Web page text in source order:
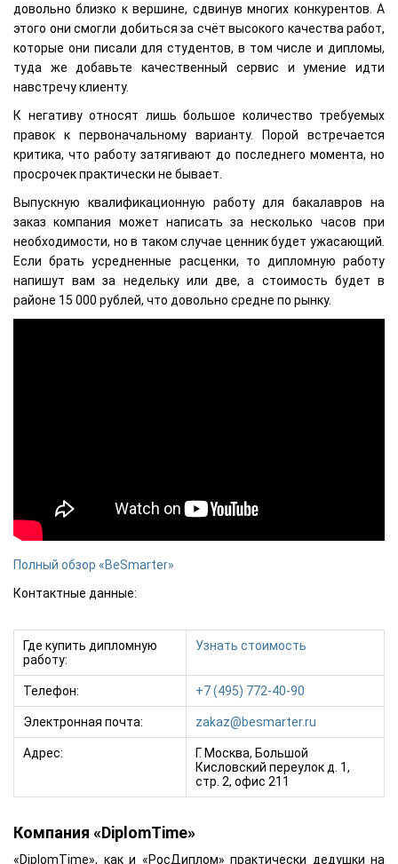
довольно близко к вершине, сдвинув многих конкурентов. А
этого они смогли добиться за счёт высокого качества работ,
которые они писали для студентов, в том числе и дипломы,
туда же добавьте качественный сервис и умение идти
навстречу клиенту.
К негативу относят лишь большое количество требуемых
правок к первоначальному варианту. Порой встречается
критика, что работу затягивают до последнего момента, но
просрочек практически не бывает.
Выпускную квалификационную работу для бакалавров на
заказ компания может написать за несколько часов при
необходимости, но в таком случае ценник будет ужасающий.
Если брать усредненные расценки, то дипломную работу
напишут вам за недельку или две, а стоимость будет в
районе 15 000 рублей, что довольно средне по рынку.
Полный обзор «BeSmarter»
Контактные данные:
Где купить дипломную
работу:
Узнать стоимость
Телефон: +7 (495) 772-40-90
Электронная почта: zakaz@besmarter.ru
Адрес:
Г. Москва, Большой
Кисловский переулок д. 1,
стр. 2, офис 211
Компания «DiplomTime»
«DiplomTime», как и «РосДиплом» практически дедушки на